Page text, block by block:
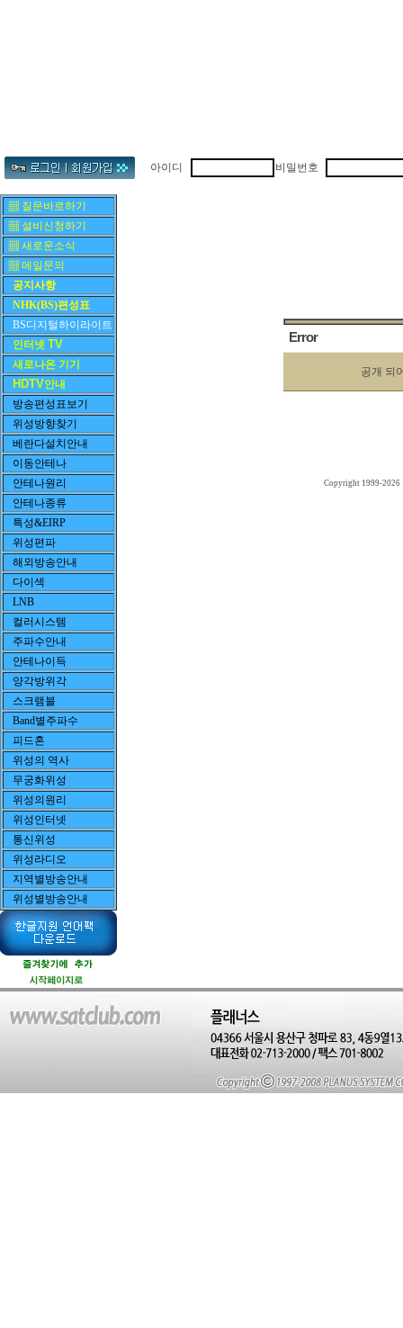
아이디 비밀번호
▦ 질문바로하기
▦ 설비신청하기
▦ 새로운소식
▦ 메일문의
공지사항
NHK(BS)편성표
BS디지털하이라이트
인터넷 TV
새로나온 기기
HDTV안내
방송편성표보기
위성방향찾기
베란다설치안내
이동안테나
안테나원리
안테나종류
특성&EIRP
위성편파
해외방송안내
다이섹
LNB
컬러시스템
주파수안내
안테나이득
양각방위각
스크램블
Band별주파수
피드혼
위성의 역사
무궁화위성
위성의원리
위성인터넷
통신위성
위성라디오
지역별방송안내
위성별방송안내
Error
공개 되
Copyright 1999-2026